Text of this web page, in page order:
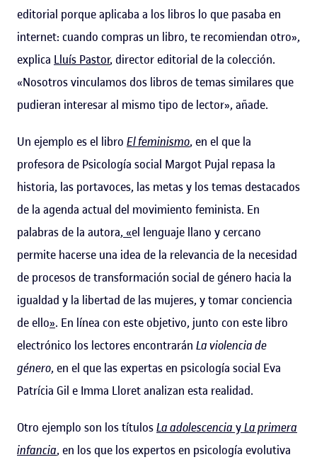
editorial porque aplicaba a los libros lo que pasaba en
internet: cuando compras un libro, te recomiendan otro»,
explica Lluís Pastor, director editorial de la colección.
«Nosotros vinculamos dos libros de temas similares que
pudieran interesar al mismo tipo de lector», añade.
Un ejemplo es el libro El feminismo, en el que la
profesora de Psicología social Margot Pujal repasa la
historia, las portavoces, las metas y los temas destacados
de la agenda actual del movimiento feminista. En
palabras de la autora, «el lenguaje llano y cercano
permite hacerse una idea de la relevancia de la necesidad
de procesos de transformación social de género hacia la
igualdad y la libertad de las mujeres, y tomar conciencia
de ello». En línea con este objetivo, junto con este libro
electrónico los lectores encontrarán La violencia de
género, en el que las expertas en psicología social Eva
Patrícia Gil e Imma Lloret analizan esta realidad.
Otro ejemplo son los títulosLa adolescencia yLa primera
infancia, en los que los expertos en psicología evolutiva